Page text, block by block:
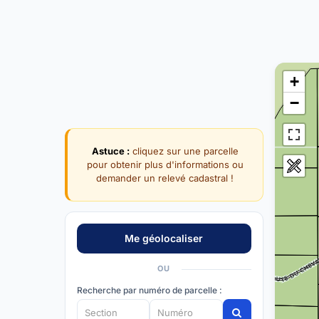
Astuce :cliquez sur une parcelle
pour obtenir plus d'informations ou
demander un relevé cadastral !
OU
Recherche par numéro de parcelle :
+
−